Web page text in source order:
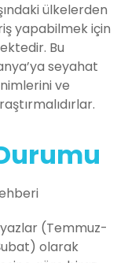
ülkelerden
yapabilmek için
Bu
seyahat
ve
yazlar (Temmuz-
olarak